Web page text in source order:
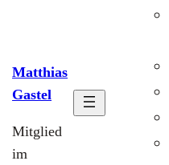
Matthias
Gastel
Mitglied
im